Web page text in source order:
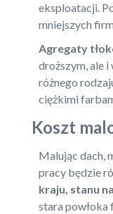
eksploatacji.
mniejszych
Agregaty
droższym, ale
różnego
ciężkimi
Koszt
Malując dach,
pracy będzie
kraju, stanu
stara powłoka